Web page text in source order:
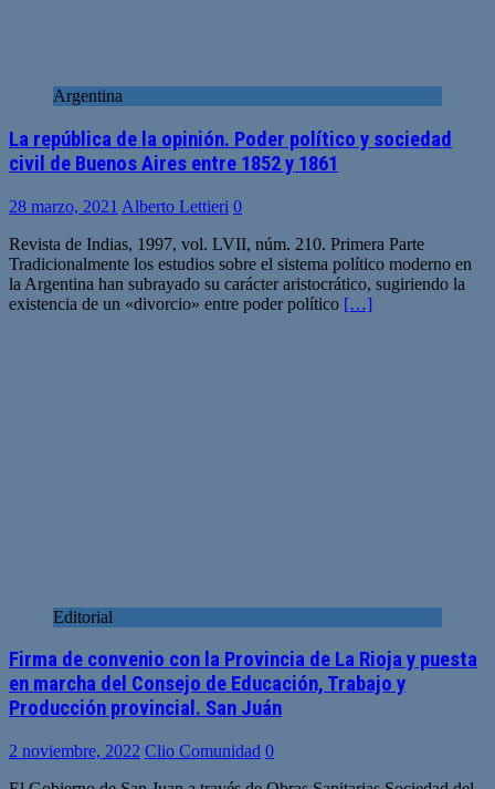
Argentina
La república de la opinión. Poder político y sociedad
civil de Buenos Aires entre 1852 y 1861
28 marzo, 2021 Alberto Lettieri 0
Revista de Indias, 1997, vol. LVII, núm. 210. Primera Parte
Tradicionalmente los estudios sobre el sistema político moderno en
la Argentina han subrayado su carácter aristocrático, sugiriendo la
existencia de un «divorcio» entre poder político […]
Editorial
Firma de convenio con la Provincia de La Rioja y puesta
en marcha del Consejo de Educación, Trabajo y
Producción provincial. San Juán
2 noviembre, 2022 Clio Comunidad 0